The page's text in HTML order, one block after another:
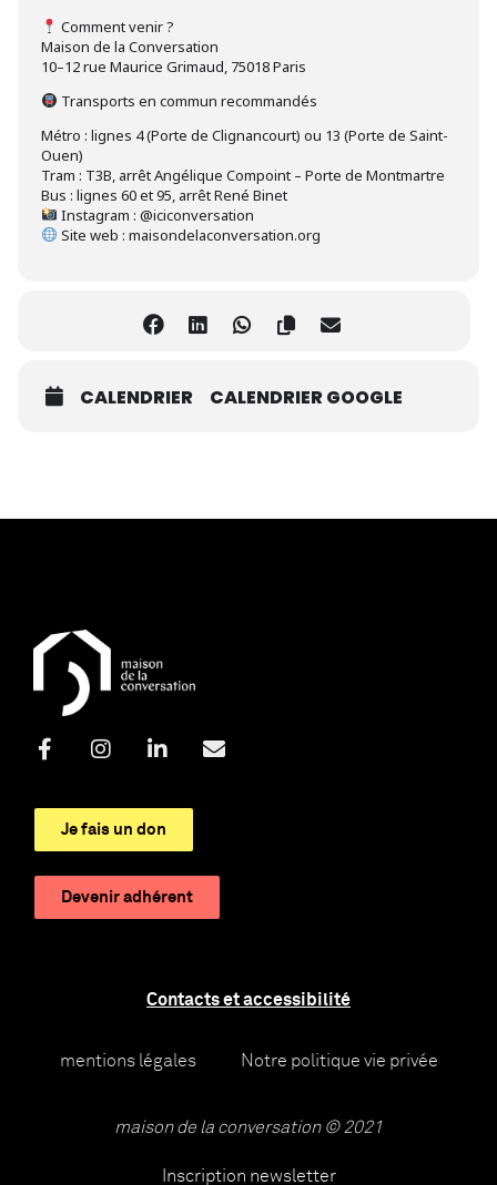
Comment venir ?
Maison de la Conversation
10–12 rue Maurice Grimaud, 75018 Paris
Transports en commun recommandés
Métro : lignes 4 (Porte de Clignancourt) ou 13 (Porte de Saint-
Ouen)
Tram : T3B, arrêt Angélique Compoint – Porte de Montmartre
Bus : lignes 60 et 95, arrêt René Binet
Instagram : @iciconversation
Site web : maisondelaconversation.org
CALENDRIER CALENDRIER GOOGLE
Je fais un don
Devenir adhérent
Contacts et accessibilité
mentions légales Notre politique vie privée
maison de la conversation © 2021
Inscription newsletter